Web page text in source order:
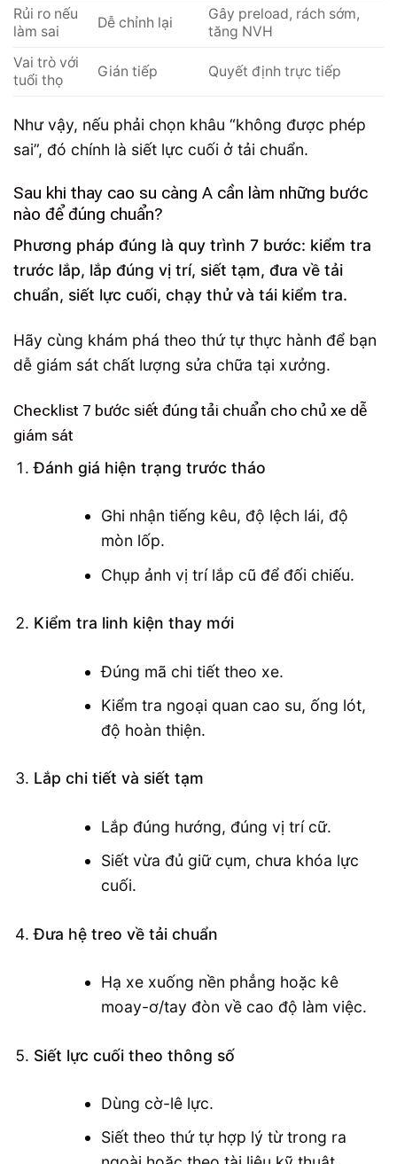
Rủi ro nếu
làm sai
Dễ chỉnh lại
Gây preload, rách sớm,
tăng NVH
Vai trò với
tuổi thọ
Gián tiếp Quyết định trực tiếp
Như vậy, nếu phải chọn khâu “không được phép
sai”, đó chính là siết lực cuối ở tải chuẩn.
Sau khi thay cao su càng A cần làm những bước
nào để đúng chuẩn?
Phương pháp đúng là quy trình 7 bước: kiểm tra
trước lắp, lắp đúng vị trí, siết tạm, đưa về tải
chuẩn, siết lực cuối, chạy thử và tái kiểm tra.
Hãy cùng khám phá theo thứ tự thực hành để bạn
dễ giám sát chất lượng sửa chữa tại xưởng.
Checklist 7 bước siết đúng tải chuẩn cho chủ xe dễ
giám sát
Đánh giá hiện trạng trước tháo
Ghi nhận tiếng kêu, độ lệch lái, độ
mòn lốp.
Chụp ảnh vị trí lắp cũ để đối chiếu.
Kiểm tra linh kiện thay mới
Đúng mã chi tiết theo xe.
Kiểm tra ngoại quan cao su, ống lót,
độ hoàn thiện.
Lắp chi tiết và siết tạm
Lắp đúng hướng, đúng vị trí cữ.
Siết vừa đủ giữ cụm, chưa khóa lực
cuối.
Đưa hệ treo về tải chuẩn
Hạ xe xuống nền phẳng hoặc kê
moay-ơ/tay đòn về cao độ làm việc.
Siết lực cuối theo thông số
Dùng cờ-lê lực.
Siết theo thứ tự hợp lý từ trong ra